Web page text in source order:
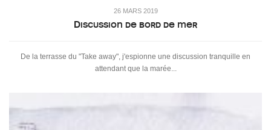
26 MARS 2019
Discussion de bord de mer
De la terrasse du "Take away", j'espionne une discussion tranquille en
attendant que la marée...